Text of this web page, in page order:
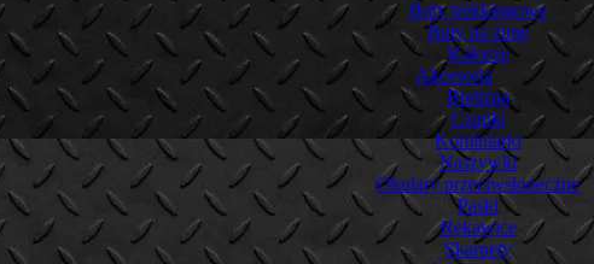
Buty trekkingowe
Buty na zimę
Kalosze
Akcesoria
Bielizna
Czapki
Kominiarki
Naszywki
Okulary przeciwsłoneczne
Paski
Rękawice
Skarpety